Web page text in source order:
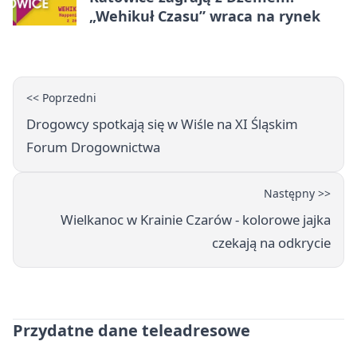
„Wehikuł Czasu” wraca na rynek
<< Poprzedni
Drogowcy spotkają się w Wiśle na XI Śląskim
Forum Drogownictwa
Następny >>
Wielkanoc w Krainie Czarów - kolorowe jajka
czekają na odkrycie
Przydatne dane teleadresowe